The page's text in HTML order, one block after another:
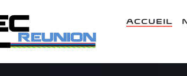
ACCUEIL